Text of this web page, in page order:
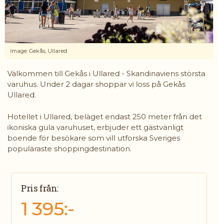
Image: Gekås, Ullared
Välkommen till Gekås i Ullared - Skandinaviens största
varuhus. Under 2 dagar shoppar vi loss på Gekås
Ullared.
Hotellet i Ullared, beläget endast 250 meter från det
ikoniska gula varuhuset, erbjuder ett gästvänligt
boende för besökare som vill utforska Sveriges
populäraste shoppingdestination.
Pris från:
1 395:-